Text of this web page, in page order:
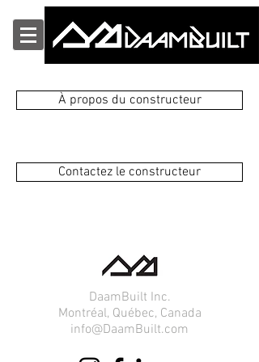
À propos du constructeur
Contactez le constructeur
DaamBuilt Inc.
Montréal, Québec, Canada
info@DaamBuilt.com